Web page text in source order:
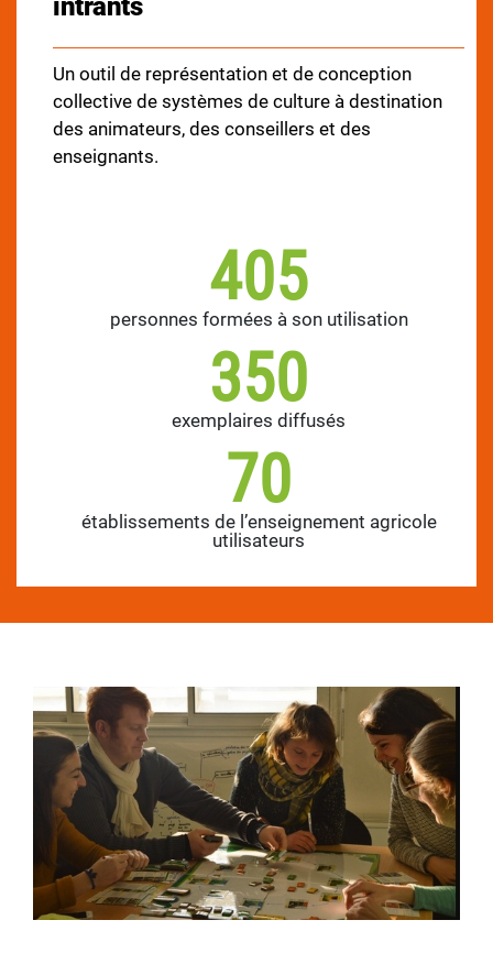
intrants
Un outil de représentation et de conception
collective de systèmes de culture à destination
des animateurs, des conseillers et des
enseignants.
405
personnes formées à son utilisation
350
exemplaires diffusés
70
établissements de l’enseignement agricole
utilisateurs